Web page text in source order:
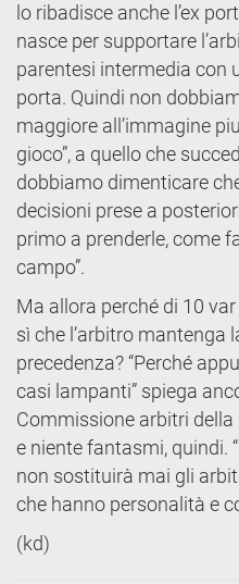
lo ribadisce anche l’ex
nasce per supportare
parentesi intermedia con
porta. Quindi non
maggiore all’immagine
gioco”, a quello che
dobbiamo dimenticare
decisioni prese a
primo a prenderle, come
campo”.
Ma allora perché di 10
sì che l’arbitro mantenga
precedenza? “Perché
casi lampanti” spiega
Commissione arbitri
e niente fantasmi, quindi.
non sostituirà mai gli
che hanno personalità e
(kd)